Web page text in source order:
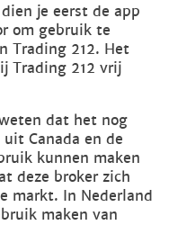
je eerst de app
om gebruik te
Trading 212. Het
Trading 212 vrij
dat het nog
Canada en de
kunnen maken
deze broker zich
markt. In Nederland
maken van